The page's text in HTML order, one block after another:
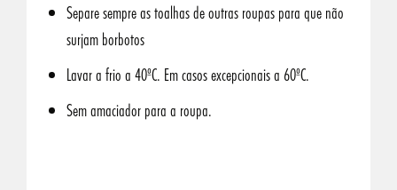
Separe sempre as toalhas de outras roupas para que não
surjam borbotos
Lavar a frio a 40ºC. Em casos excepcionais a 60ºC.
Sem amaciador para a roupa.